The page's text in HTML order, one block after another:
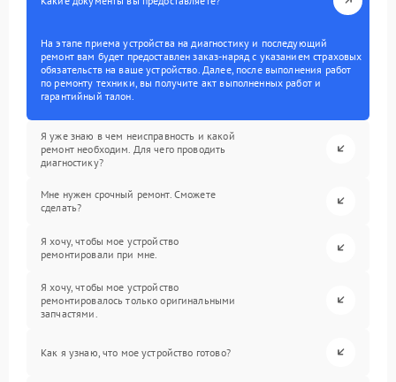
На этапе приема устройства на диагностику и последующий
ремонт вам будет предоставлен заказ-наряд с указанием страховых
обязательств на ваше устройство. Далее, после выполнения работ
по ремонту техники, вы получите акт выполненных работ и
гарантийный талон.
Я уже знаю в чем неисправность и какой
ремонт необходим. Для чего проводить
диагностику?
Мне нужен срочный ремонт. Сможете
сделать?
Я хочу, чтобы мое устройство
ремонтировали при мне.
Я хочу, чтобы мое устройство
ремонтировалось только оригинальными
запчастями.
Как я узнаю, что мое устройство готово?